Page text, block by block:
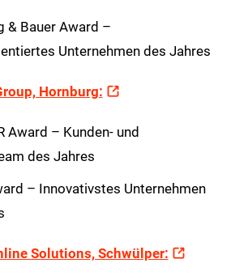
& Bauer Award –
Unternehmen des Jahres
Hornburg:
Award – Kunden- und
des Jahres
– Innovativstes Unternehmen
Solutions, Schwülper: